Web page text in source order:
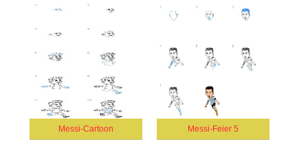
Messi-Cartoon Messi-Feier 5